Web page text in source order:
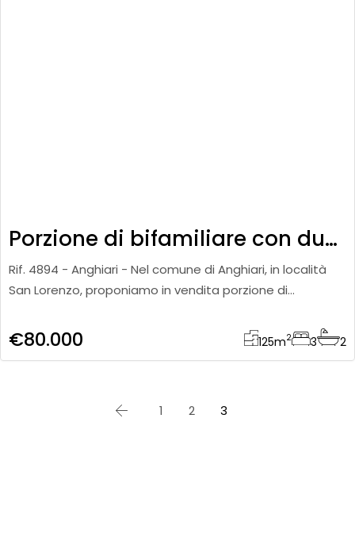
Porzione di bifamiliare con due unità al grezzo
Rif. 4894 - Anghiari - Nel comune di Anghiari, in località
San Lorenzo, proponiamo in vendita porzione di
caratteriz
€80.000 125m2 3 2
1 2 3